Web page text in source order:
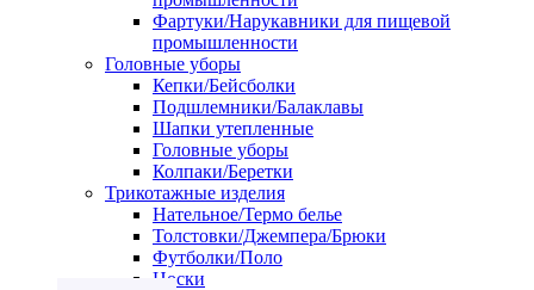
Фартуки/Нарукавники для пищевой
промышленности
Головные уборы
Кепки/Бейсболки
Подшлемники/Балаклавы
Шапки утепленные
Головные уборы
Колпаки/Беретки
Трикотажные изделия
Нательное/Термо белье
Толстовки/Джемпера/Брюки
Футболки/Поло
Носки